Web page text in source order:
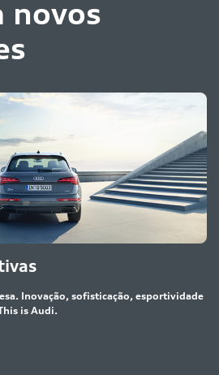
novos
Inovação, sofisticação, esportividade
is Audi.